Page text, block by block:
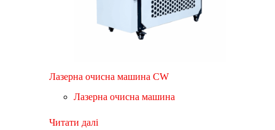
Лазерна очисна машина CW
Лазерна очисна машина
Читати далі